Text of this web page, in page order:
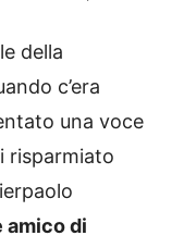
della
c’era
una voce
risparmiato
amico di